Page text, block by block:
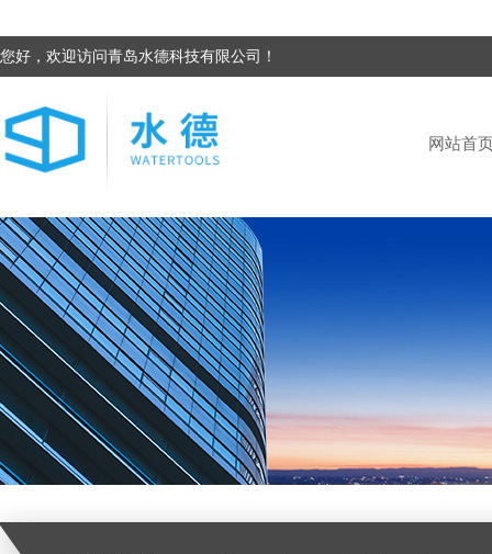
您好，欢迎访问青岛水德科技有限公司！
网站首